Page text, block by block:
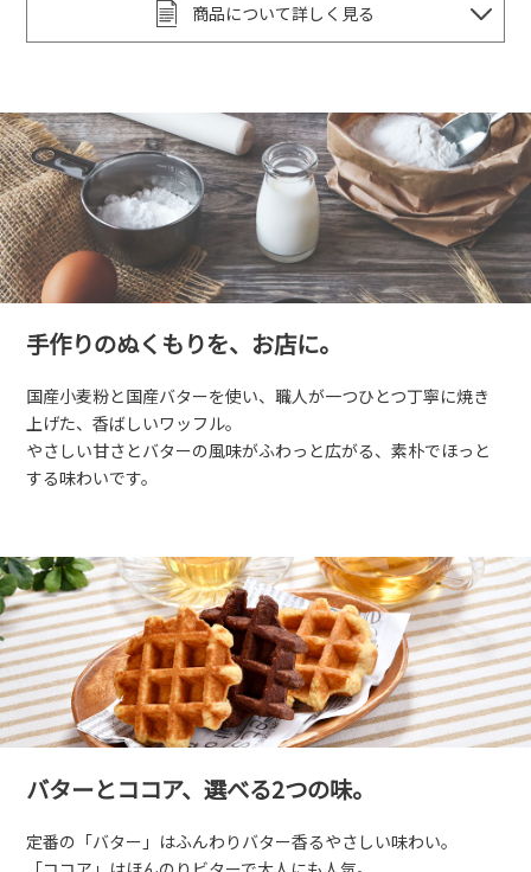
商品について詳しく見る
手作りのぬくもりを、お店に。
国産小麦粉と国産バターを使い、職人が一つひとつ丁寧に焼き
上げた、香ばしいワッフル。
やさしい甘さとバターの風味がふわっと広がる、素朴でほっと
する味わいです。
バターとココア、選べる2つの味。
定番の「バター」はふんわりバター香るやさしい味わい。